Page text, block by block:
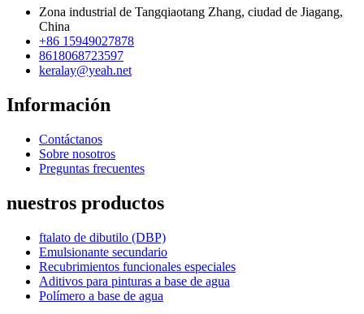
Zona industrial de Tangqiaotang Zhang, ciudad de Jiagang,
China
+86 15949027878
8618068723597
keralay@yeah.net
Información
Contáctanos
Sobre nosotros
Preguntas frecuentes
nuestros productos
ftalato de dibutilo (DBP)
Emulsionante secundario
Recubrimientos funcionales especiales
Aditivos para pinturas a base de agua
Polímero a base de agua